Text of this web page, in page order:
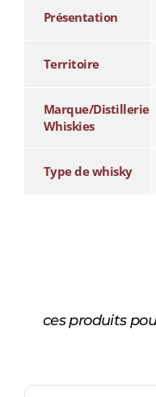
Présentation
Territoire
Marque/Distillerie
Whiskies
Type de whisky
ces produits